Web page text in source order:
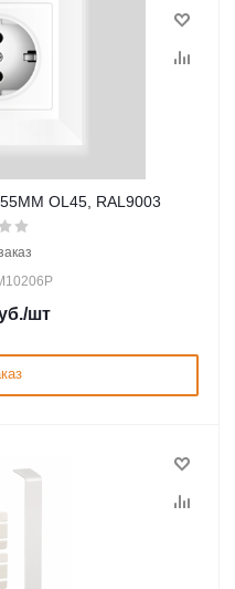
OL45, RAL9003
/шт